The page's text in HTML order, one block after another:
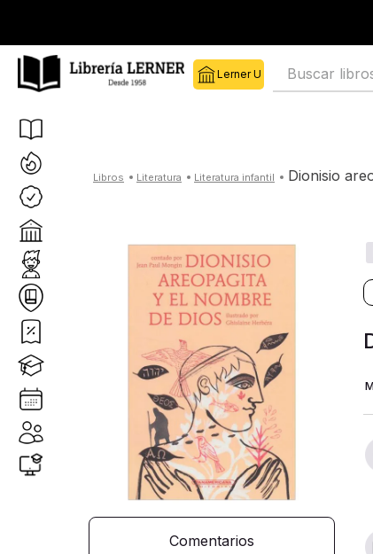
Buscar libros
literatura literatura infantil dionisio
Comentarios